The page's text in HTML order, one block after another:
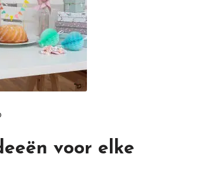
voor elke